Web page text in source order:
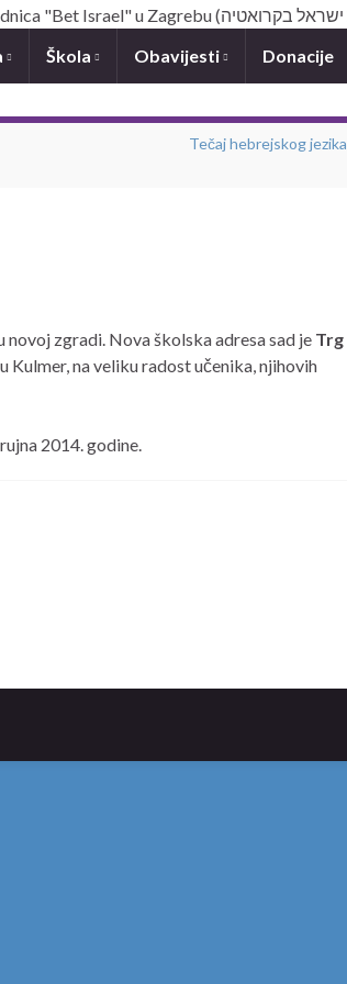
Škola Obavijesti Donacije
Tečaj hebrejskog jezika
novoj zgradi. Nova školska adresa sad je Trg
Kulmer, na veliku radost učenika, njihovih
2014. godine.